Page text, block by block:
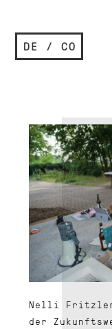
DE / CO
Nelli Fritzler
der